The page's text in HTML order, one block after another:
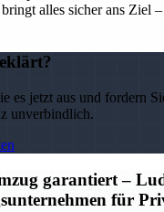
alles sicher ans Ziel
es jetzt aus und fordern
unverbindlich.
garantiert –
für